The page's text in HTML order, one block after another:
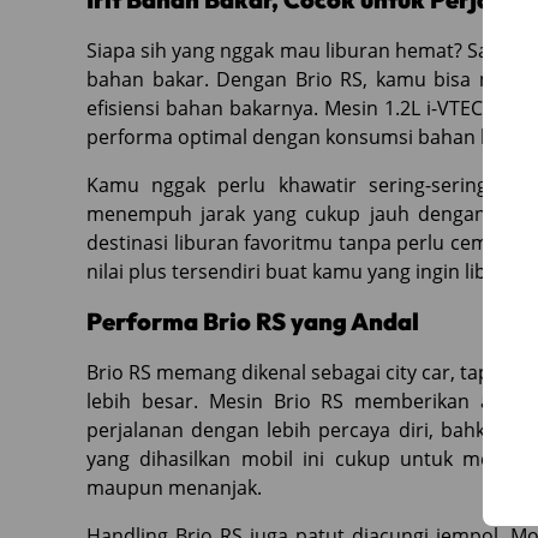
Siapa sih yang nggak mau liburan hemat? Salah
bahan bakar. Dengan Brio RS, kamu bisa
efisiensi bahan bakarnya. Mesin 1.2L i-VTEC
performa optimal dengan konsumsi bahan bakar
Kamu nggak perlu khawatir sering-sering
menempuh jarak yang cukup jauh dengan
destinasi liburan favoritmu tanpa perlu cemas
nilai plus tersendiri buat kamu yang ingin
Performa Brio RS yang Andal
Brio RS memang dikenal sebagai city car, tapi
lebih besar. Mesin Brio RS memberikan
perjalanan dengan lebih percaya diri, bahkan
yang dihasilkan mobil ini cukup untuk
maupun menanjak.